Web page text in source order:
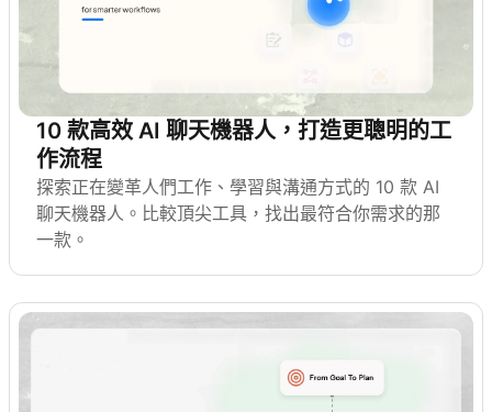
10 款高效 AI 聊天機器人，打造更聰明的工
作流程
探索正在變革人們工作、學習與溝通方式的 10 款 AI
聊天機器人。比較頂尖工具，找出最符合你需求的那
一款。